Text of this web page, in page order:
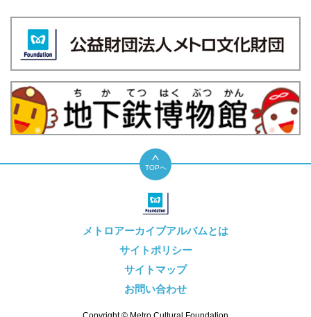
TOPへ
メトロアーカイブアルバムとは
サイトポリシー
サイトマップ
お問い合わせ